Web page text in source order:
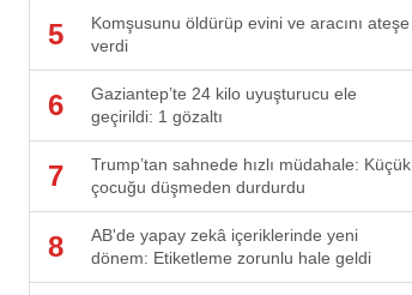
5
Komşusunu öldürüp evini ve aracını ateşe
verdi
6
Gaziantep’te 24 kilo uyuşturucu ele
geçirildi: 1 gözaltı
7
Trump’tan sahnede hızlı müdahale: Küçük
çocuğu düşmeden durdurdu
8
AB'de yapay zekâ içeriklerinde yeni
dönem: Etiketleme zorunlu hale geldi